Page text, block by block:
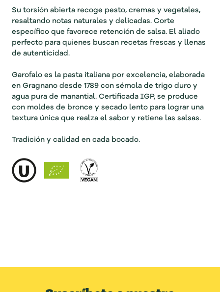
Su torsión abierta recoge pesto, cremas y vegetales,
resaltando notas naturales y delicadas. Corte
específico que favorece retención de salsa. El aliado
perfecto para quienes buscan recetas frescas y llenas
de autenticidad.
Garofalo es la pasta italiana por excelencia, elaborada
en Gragnano desde 1789 con sémola de trigo duro y
agua pura de manantial. Certificada IGP, se produce
con moldes de bronce y secado lento para lograr una
textura única que realza el sabor y retiene las salsas.
Tradición y calidad en cada bocado.